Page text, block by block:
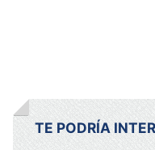
TE PODRÍA